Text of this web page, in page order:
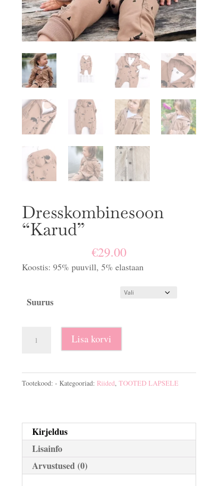
Dresskombinesoon
“Karud”
€29.00
Koostis: 95% puuvill, 5% elastaan
Suurus
DresskombinesoonLisa korvi
Tootekood: - Kategooriad: Riided, TOOTED LAPSELE
Kirjeldus
Lisainfo
Arvustused (0)